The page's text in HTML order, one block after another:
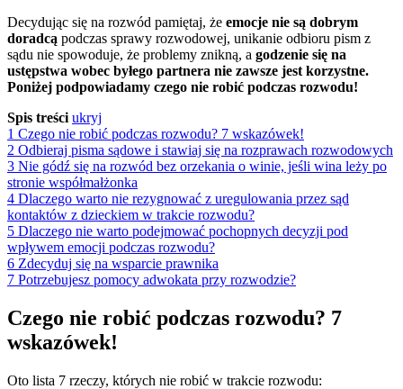
Decydując się na rozwód pamiętaj, że emocje nie są dobrym
doradcą podczas sprawy rozwodowej, unikanie odbioru pism z
sądu nie spowoduje, że problemy znikną, a godzenie się na
ustępstwa wobec byłego partnera nie zawsze jest korzystne.
Poniżej podpowiadamy czego nie robić podczas rozwodu!
Spis treści ukryj
1 Czego nie robić podczas rozwodu? 7 wskazówek!
2 Odbieraj pisma sądowe i stawiaj się na rozprawach rozwodowych
3 Nie gódź się na rozwód bez orzekania o winie, jeśli wina leży po
stronie współmałżonka
4 Dlaczego warto nie rezygnować z uregulowania przez sąd
kontaktów z dzieckiem w trakcie rozwodu?
5 Dlaczego nie warto podejmować pochopnych decyzji pod
wpływem emocji podczas rozwodu?
6 Zdecyduj się na wsparcie prawnika
7 Potrzebujesz pomocy adwokata przy rozwodzie?
Czego nie robić podczas rozwodu? 7
wskazówek!
Oto lista 7 rzeczy, których nie robić w trakcie rozwodu: